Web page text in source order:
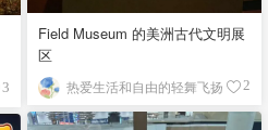
Field Museum 的美洲古代文明展
区
热爱生活和自由的轻舞飞扬 2
3